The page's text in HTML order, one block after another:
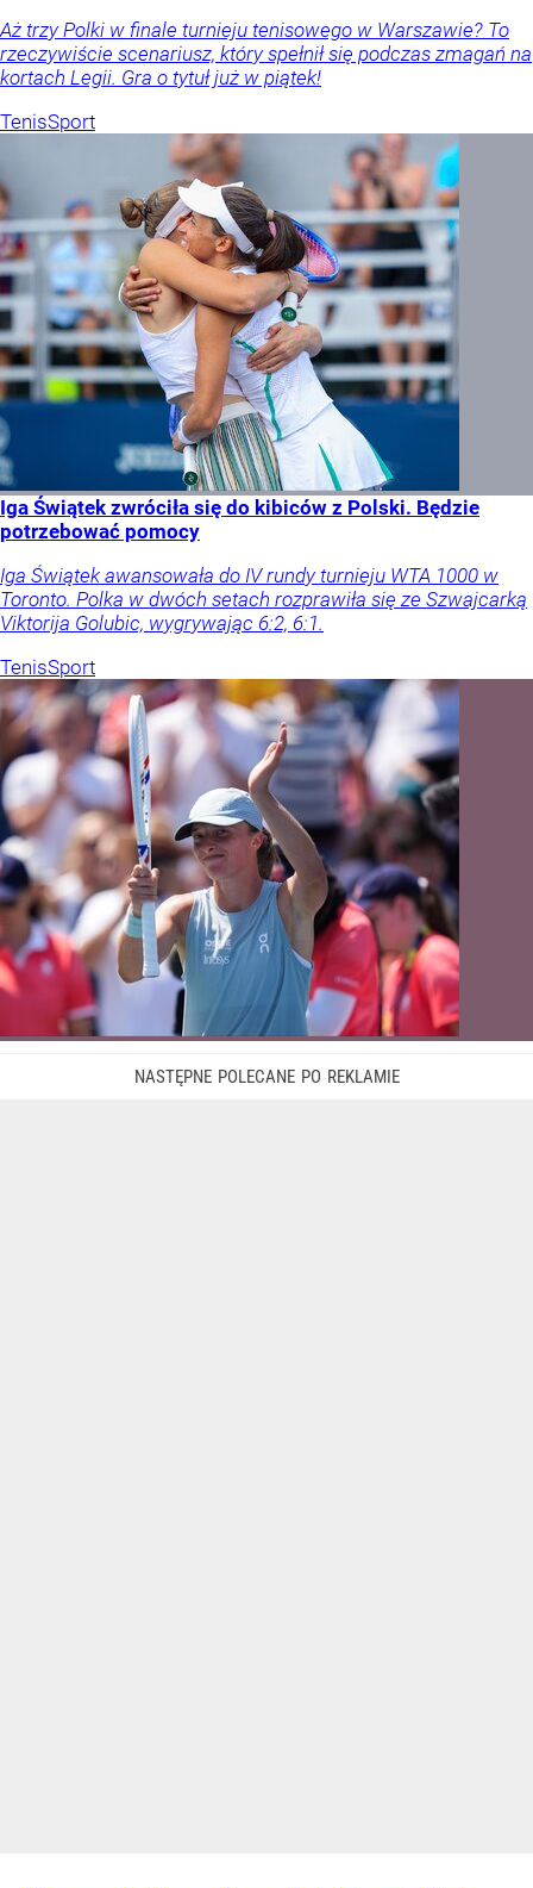
Aż trzy Polki w finale turnieju tenisowego w Warszawie? To
rzeczywiście scenariusz, który spełnił się podczas zmagań na
kortach Legii. Gra o tytuł już w piątek!
TenisSport
Iga Świątek zwróciła się do kibiców z Polski. Będzie
potrzebować pomocy
Iga Świątek awansowała do IV rundy turnieju WTA 1000 w
Toronto. Polka w dwóch setach rozprawiła się ze Szwajcarką
Viktorija Golubic, wygrywając 6:2, 6:1.
TenisSport